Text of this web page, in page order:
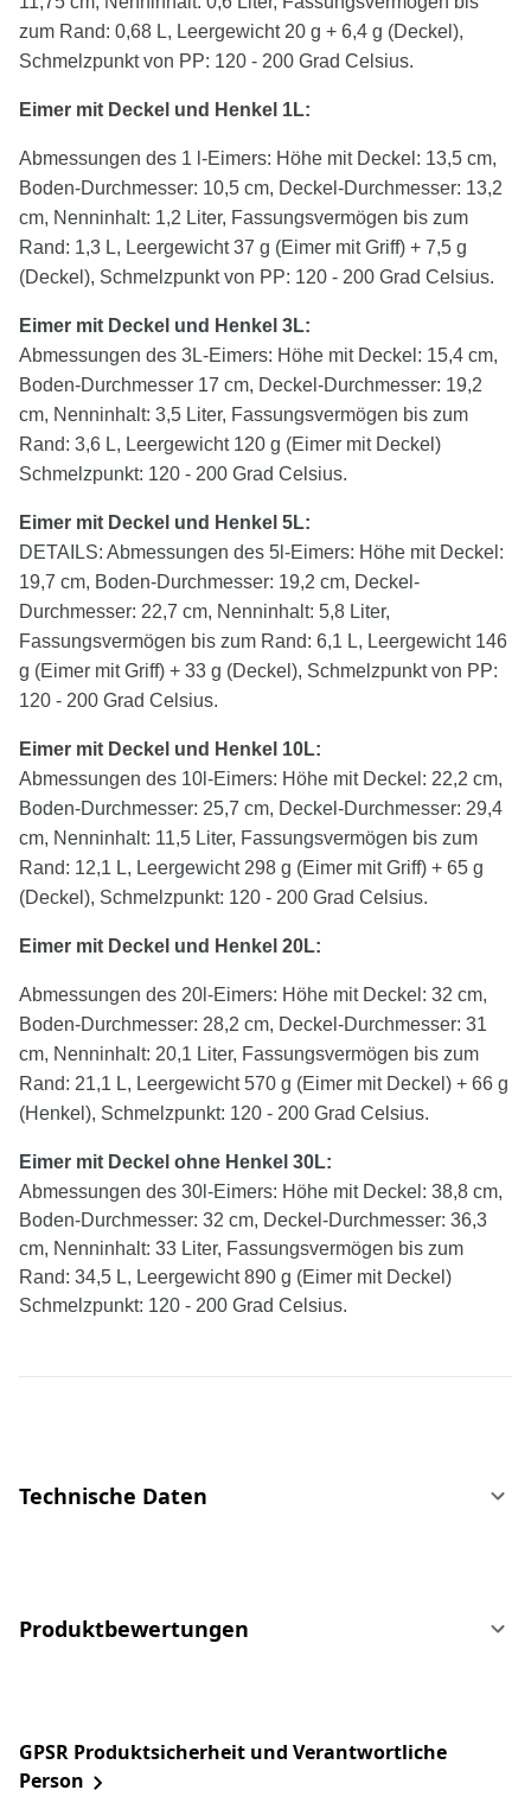
zum Rand: 0,68 L, Leergewicht 20 g + 6,4 g (Deckel),
Schmelzpunkt von PP: 120 - 200 Grad Celsius.
Eimer mit Deckel und Henkel 1L:
Abmessungen des 1 l-Eimers: Höhe mit Deckel: 13,5 cm,
Boden-Durchmesser: 10,5 cm, Deckel-Durchmesser: 13,2
cm, Nenninhalt: 1,2 Liter, Fassungsvermögen bis zum
Rand: 1,3 L, Leergewicht 37 g (Eimer mit Griff) + 7,5 g
(Deckel), Schmelzpunkt von PP: 120 - 200 Grad Celsius.
Eimer mit Deckel und Henkel 3L:
Abmessungen des 3L-Eimers: Höhe mit Deckel: 15,4 cm,
Boden-Durchmesser 17 cm, Deckel-Durchmesser: 19,2
cm, Nenninhalt: 3,5 Liter, Fassungsvermögen bis zum
Rand: 3,6 L, Leergewicht 120 g (Eimer mit Deckel)
Schmelzpunkt: 120 - 200 Grad Celsius.
Eimer mit Deckel und Henkel 5L:
DETAILS: Abmessungen des 5l-Eimers: Höhe mit Deckel:
19,7 cm, Boden-Durchmesser: 19,2 cm, Deckel-
Durchmesser: 22,7 cm, Nenninhalt: 5,8 Liter,
Fassungsvermögen bis zum Rand: 6,1 L, Leergewicht 146
g (Eimer mit Griff) + 33 g (Deckel), Schmelzpunkt von PP:
120 - 200 Grad Celsius.
Eimer mit Deckel und Henkel 10L:
Abmessungen des 10l-Eimers: Höhe mit Deckel: 22,2 cm,
Boden-Durchmesser: 25,7 cm, Deckel-Durchmesser: 29,4
cm, Nenninhalt: 11,5 Liter, Fassungsvermögen bis zum
Rand: 12,1 L, Leergewicht 298 g (Eimer mit Griff) + 65 g
(Deckel), Schmelzpunkt: 120 - 200 Grad Celsius.
Eimer mit Deckel und Henkel 20L:
Abmessungen des 20l-Eimers: Höhe mit Deckel: 32 cm,
Boden-Durchmesser: 28,2 cm, Deckel-Durchmesser: 31
cm, Nenninhalt: 20,1 Liter, Fassungsvermögen bis zum
Rand: 21,1 L, Leergewicht 570 g (Eimer mit Deckel) + 66 g
(Henkel), Schmelzpunkt: 120 - 200 Grad Celsius.
Eimer mit Deckel ohne Henkel 30L:
Abmessungen des 30l-Eimers: Höhe mit Deckel: 38,8 cm,
Boden-Durchmesser: 32 cm, Deckel-Durchmesser: 36,3
cm, Nenninhalt: 33 Liter, Fassungsvermögen bis zum
Rand: 34,5 L, Leergewicht 890 g (Eimer mit Deckel)
Schmelzpunkt: 120 - 200 Grad Celsius.
Technische Daten
Produktbewertungen
GPSR Produktsicherheit und Verantwortliche
Person